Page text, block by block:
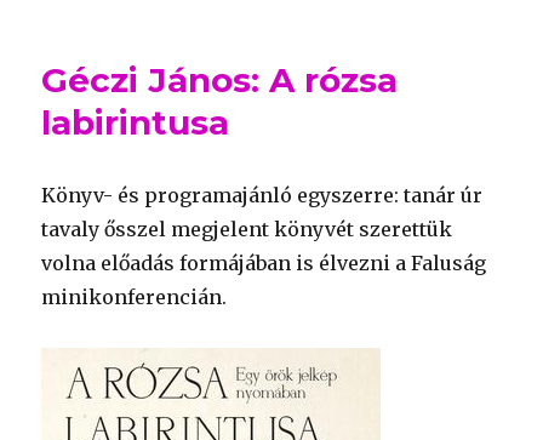
Géczi János: A rózsa
labirintusa
Könyv- és programajánló egyszerre: tanár úr
tavaly ősszel megjelent könyvét szerettük
volna előadás formájában is élvezni a Faluság
minikonferencián.